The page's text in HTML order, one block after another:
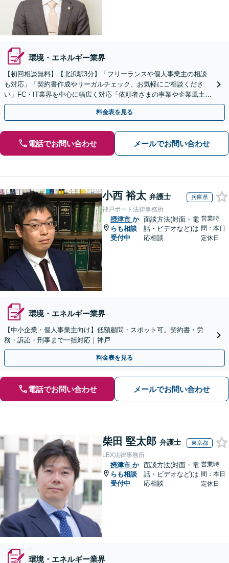
環境・エネルギー業界
【初回相談無料】【北浜駅3分】「フリーランスや個人事業主の相談
も対応」「契約書作成やリーガルチェック、お気軽にご相談くださ
い」FC・IT業界を中心に幅広く対応「依頼者さまの事業や企業風土を
熟知し、最適な解決策をご提案」【休日・夜間相談可】
料金表を見る
電話でお問い合わせ メールでお問い合わせ
小西 裕太 弁護士 兵庫県
神戸ポート法律事務所
摂津市 か
らも相談
受付中
面談方法(対面・電
話・ビデオなど)は
応相談
営業時
間：本日
定休日
環境・エネルギー業界
【中小企業・個人事業主向け】低額顧問・スポット可。契約書・労
務・訴訟・刑事まで一括対応｜神戸
料金表を見る
電話でお問い合わせ メールでお問い合わせ
柴田 堅太郎 弁護士 東京都
LBX法律事務所
摂津市 か
らも相談
受付中
面談方法(対面・電
話・ビデオなど)は
応相談
営業時
間：本日
定休日
環境・エネルギー業界